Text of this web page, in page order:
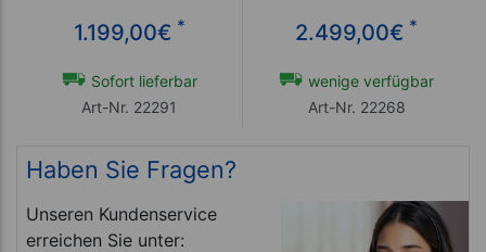
1.199,00€ *
Sofort lieferbar
Art-Nr. 22291
2.499,00€ *
wenige verfügbar
Art-Nr. 22268
Haben Sie Fragen?
Unseren Kundenservice
erreichen Sie unter: